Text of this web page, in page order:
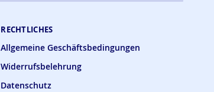
RECHTLICHES
Allgemeine Geschäftsbedingungen
Widerrufsbelehrung
Datenschutz